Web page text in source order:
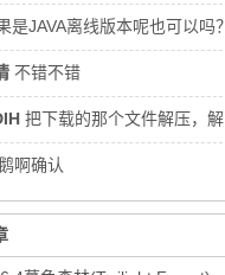
是JAVA离线版本呢也可以吗？
不错不错
把下载的那个文件解压，解压的时候会让你输密码
啊确认